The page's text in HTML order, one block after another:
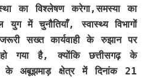
का विश्लेषण करेगा,समस्या का
युग में चुनौतियाँ, स्वास्थ्य विभागों
सख्त कार्यवाही के रुझान पर
गया है, क्योंकि छत्तीसगढ़ के
के अबूझमाड़ क्षेत्र में दिनांक 21